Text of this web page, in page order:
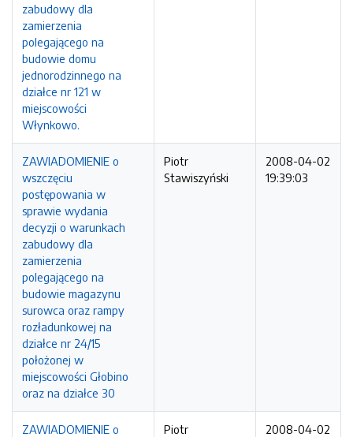
zabudowy dla
zamierzenia
polegającego na
budowie domu
jednorodzinnego na
działce nr 121 w
miejscowości
Włynkowo.
ZAWIADOMIENIE o
wszczęciu
postępowania w
sprawie wydania
decyzji o warunkach
zabudowy dla
zamierzenia
polegającego na
budowie magazynu
surowca oraz rampy
rozładunkowej na
działce nr 24/15
położonej w
miejscowości Głobino
oraz na działce 30
Piotr
Stawiszyński
2008-04-02
19:39:03
ZAWIADOMIENIE o
Piotr
2008-04-02